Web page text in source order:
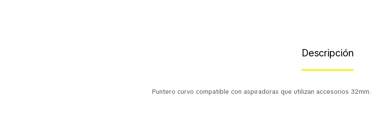
Descripción
Puntero curvo compatible con aspiradoras que utilizan accesorios 32mm.